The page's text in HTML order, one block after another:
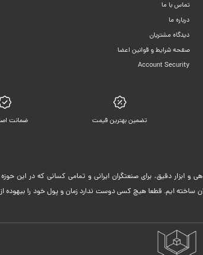
تماس با ما
درباره ما
دیدگاه مشتریان
صفحه شرایط و قوانین اعضا
Account Security
تضمین بهترین قیمت ضمانت
و ابزار دقیق، برای صنعتگران ایرانی و تمامی کسانی که در این
ساخته ایم. قطعا هیچ کسی دوست ندارد زمان و پول خود را بیهوده